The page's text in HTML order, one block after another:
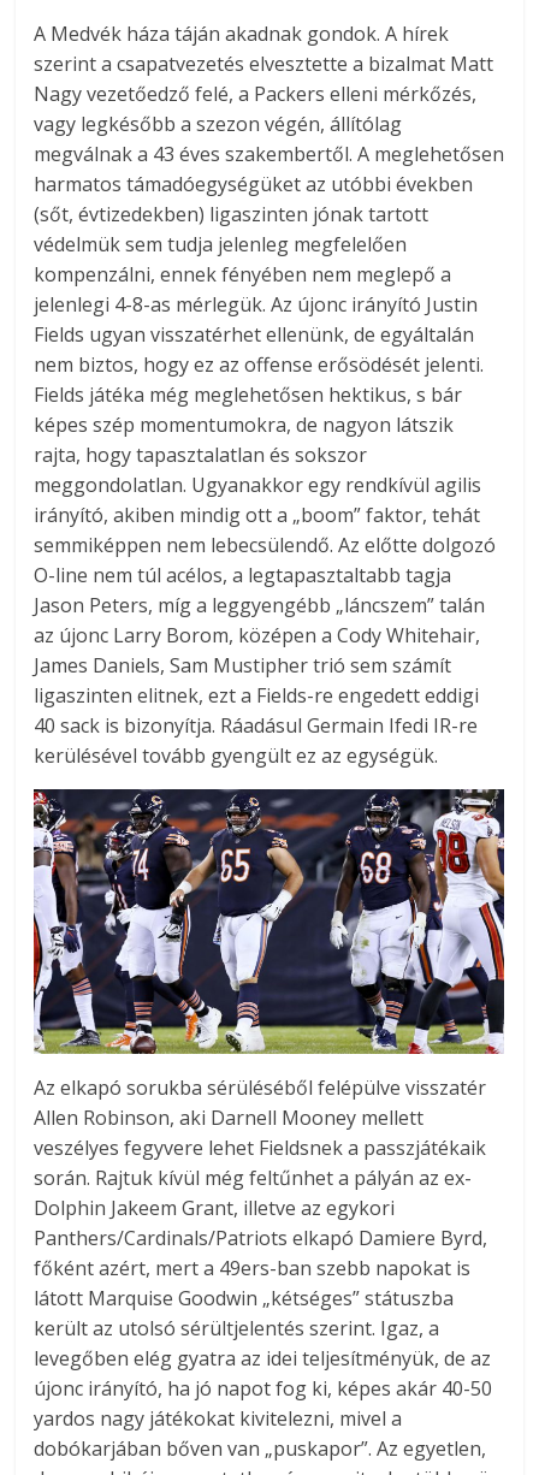
A Medvék háza táján akadnak gondok. A hírek
szerint a csapatvezetés elvesztette a bizalmat Matt
Nagy vezetőedző felé, a Packers elleni mérkőzés,
vagy legkésőbb a szezon végén, állítólag
megválnak a 43 éves szakembertől. A meglehetősen
harmatos támadóegységüket az utóbbi években
(sőt, évtizedekben) ligaszinten jónak tartott
védelmük sem tudja jelenleg megfelelően
kompenzálni, ennek fényében nem meglepő a
jelenlegi 4-8-as mérlegük. Az újonc irányító Justin
Fields ugyan visszatérhet ellenünk, de egyáltalán
nem biztos, hogy ez az offense erősödését jelenti.
Fields játéka még meglehetősen hektikus, s bár
képes szép momentumokra, de nagyon látszik
rajta, hogy tapasztalatlan és sokszor
meggondolatlan. Ugyanakkor egy rendkívül agilis
irányító, akiben mindig ott a „boom” faktor, tehát
semmiképpen nem lebecsülendő. Az előtte dolgozó
O-line nem túl acélos, a legtapasztaltabb tagja
Jason Peters, míg a leggyengébb „láncszem” talán
az újonc Larry Borom, középen a Cody Whitehair,
James Daniels, Sam Mustipher trió sem számít
ligaszinten elitnek, ezt a Fields-re engedett eddigi
40 sack is bizonyítja. Ráadásul Germain Ifedi IR-re
kerülésével tovább gyengült ez az egységük.
Az elkapó sorukba sérüléséből felépülve visszatér
Allen Robinson, aki Darnell Mooney mellett
veszélyes fegyvere lehet Fieldsnek a passzjátékaik
során. Rajtuk kívül még feltűnhet a pályán az ex-
Dolphin Jakeem Grant, illetve az egykori
Panthers/Cardinals/Patriots elkapó Damiere Byrd,
főként azért, mert a 49ers-ban szebb napokat is
látott Marquise Goodwin „kétséges” státuszba
került az utolsó sérültjelentés szerint. Igaz, a
levegőben elég gyatra az idei teljesítményük, de az
újonc irányító, ha jó napot fog ki, képes akár 40-50
yardos nagy játékokat kivitelezni, mivel a
dobókarjában bőven van „puskapor”. Az egyetlen,